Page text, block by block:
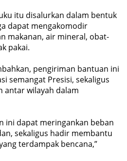
itu disalurkan dalam bentuk
dapat mengakomodir
makanan, air mineral, obat-
pakai.
pengiriman bantuan ini
semangat Presisi, sekaligus
antar wilayah dalam
ini dapat meringankan beban
sekaligus hadir membantu
terdampak bencana,”